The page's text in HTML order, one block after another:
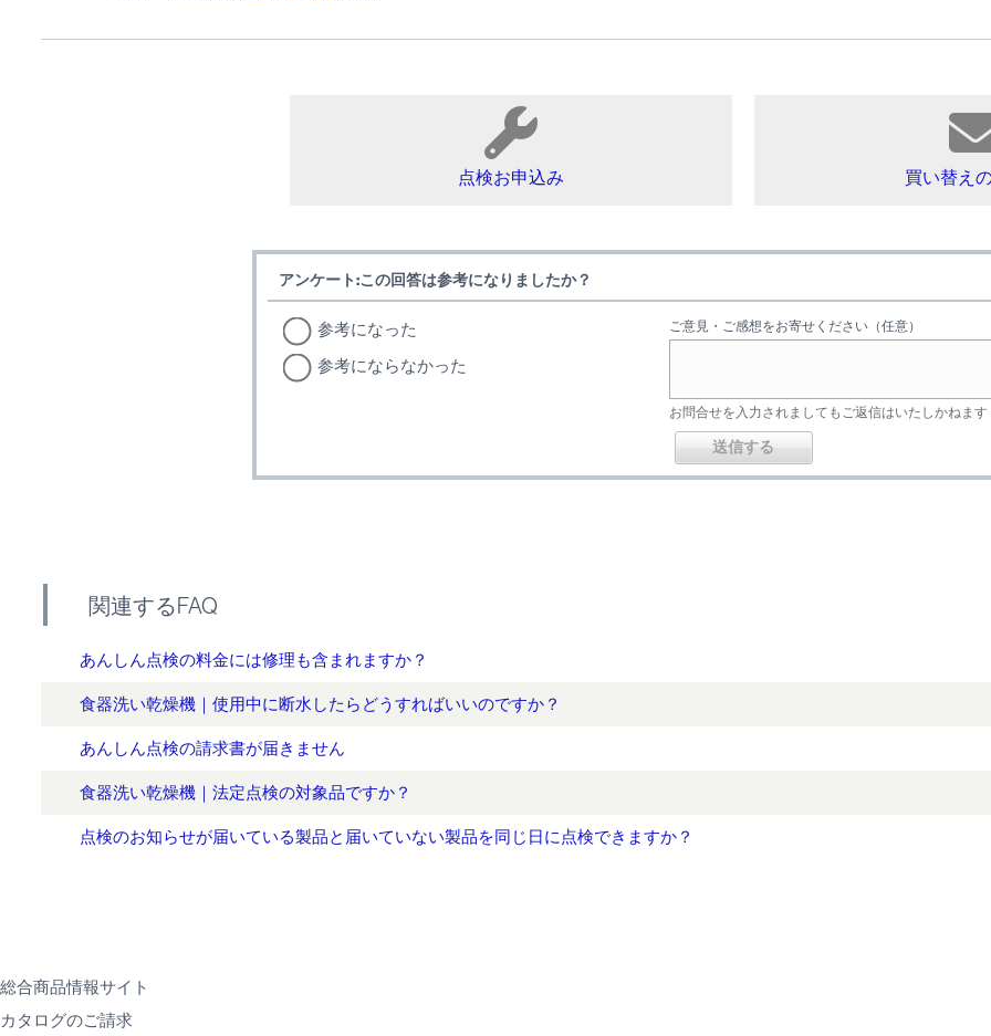
点検お申込み 買い替え
アンケート:この回答は参考になりましたか？
参考になった
参考にならなかった
ご意見・ご感想をお寄せください（任意）
お問合せを入力されましてもご返信はいたしかねます
関連するFAQ
あんしん点検の料金には修理も含まれますか？
食器洗い乾燥機｜使用中に断水したらどうすればいいのですか？
あんしん点検の請求書が届きません
食器洗い乾燥機｜法定点検の対象品ですか？
点検のお知らせが届いている製品と届いていない製品を同じ日に点検できますか？
総合商品情報サイト
カタログのご請求